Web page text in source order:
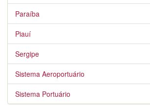
Paraíba
Piauí
Sergipe
Sistema Aeroportuário
Sistema Portuário